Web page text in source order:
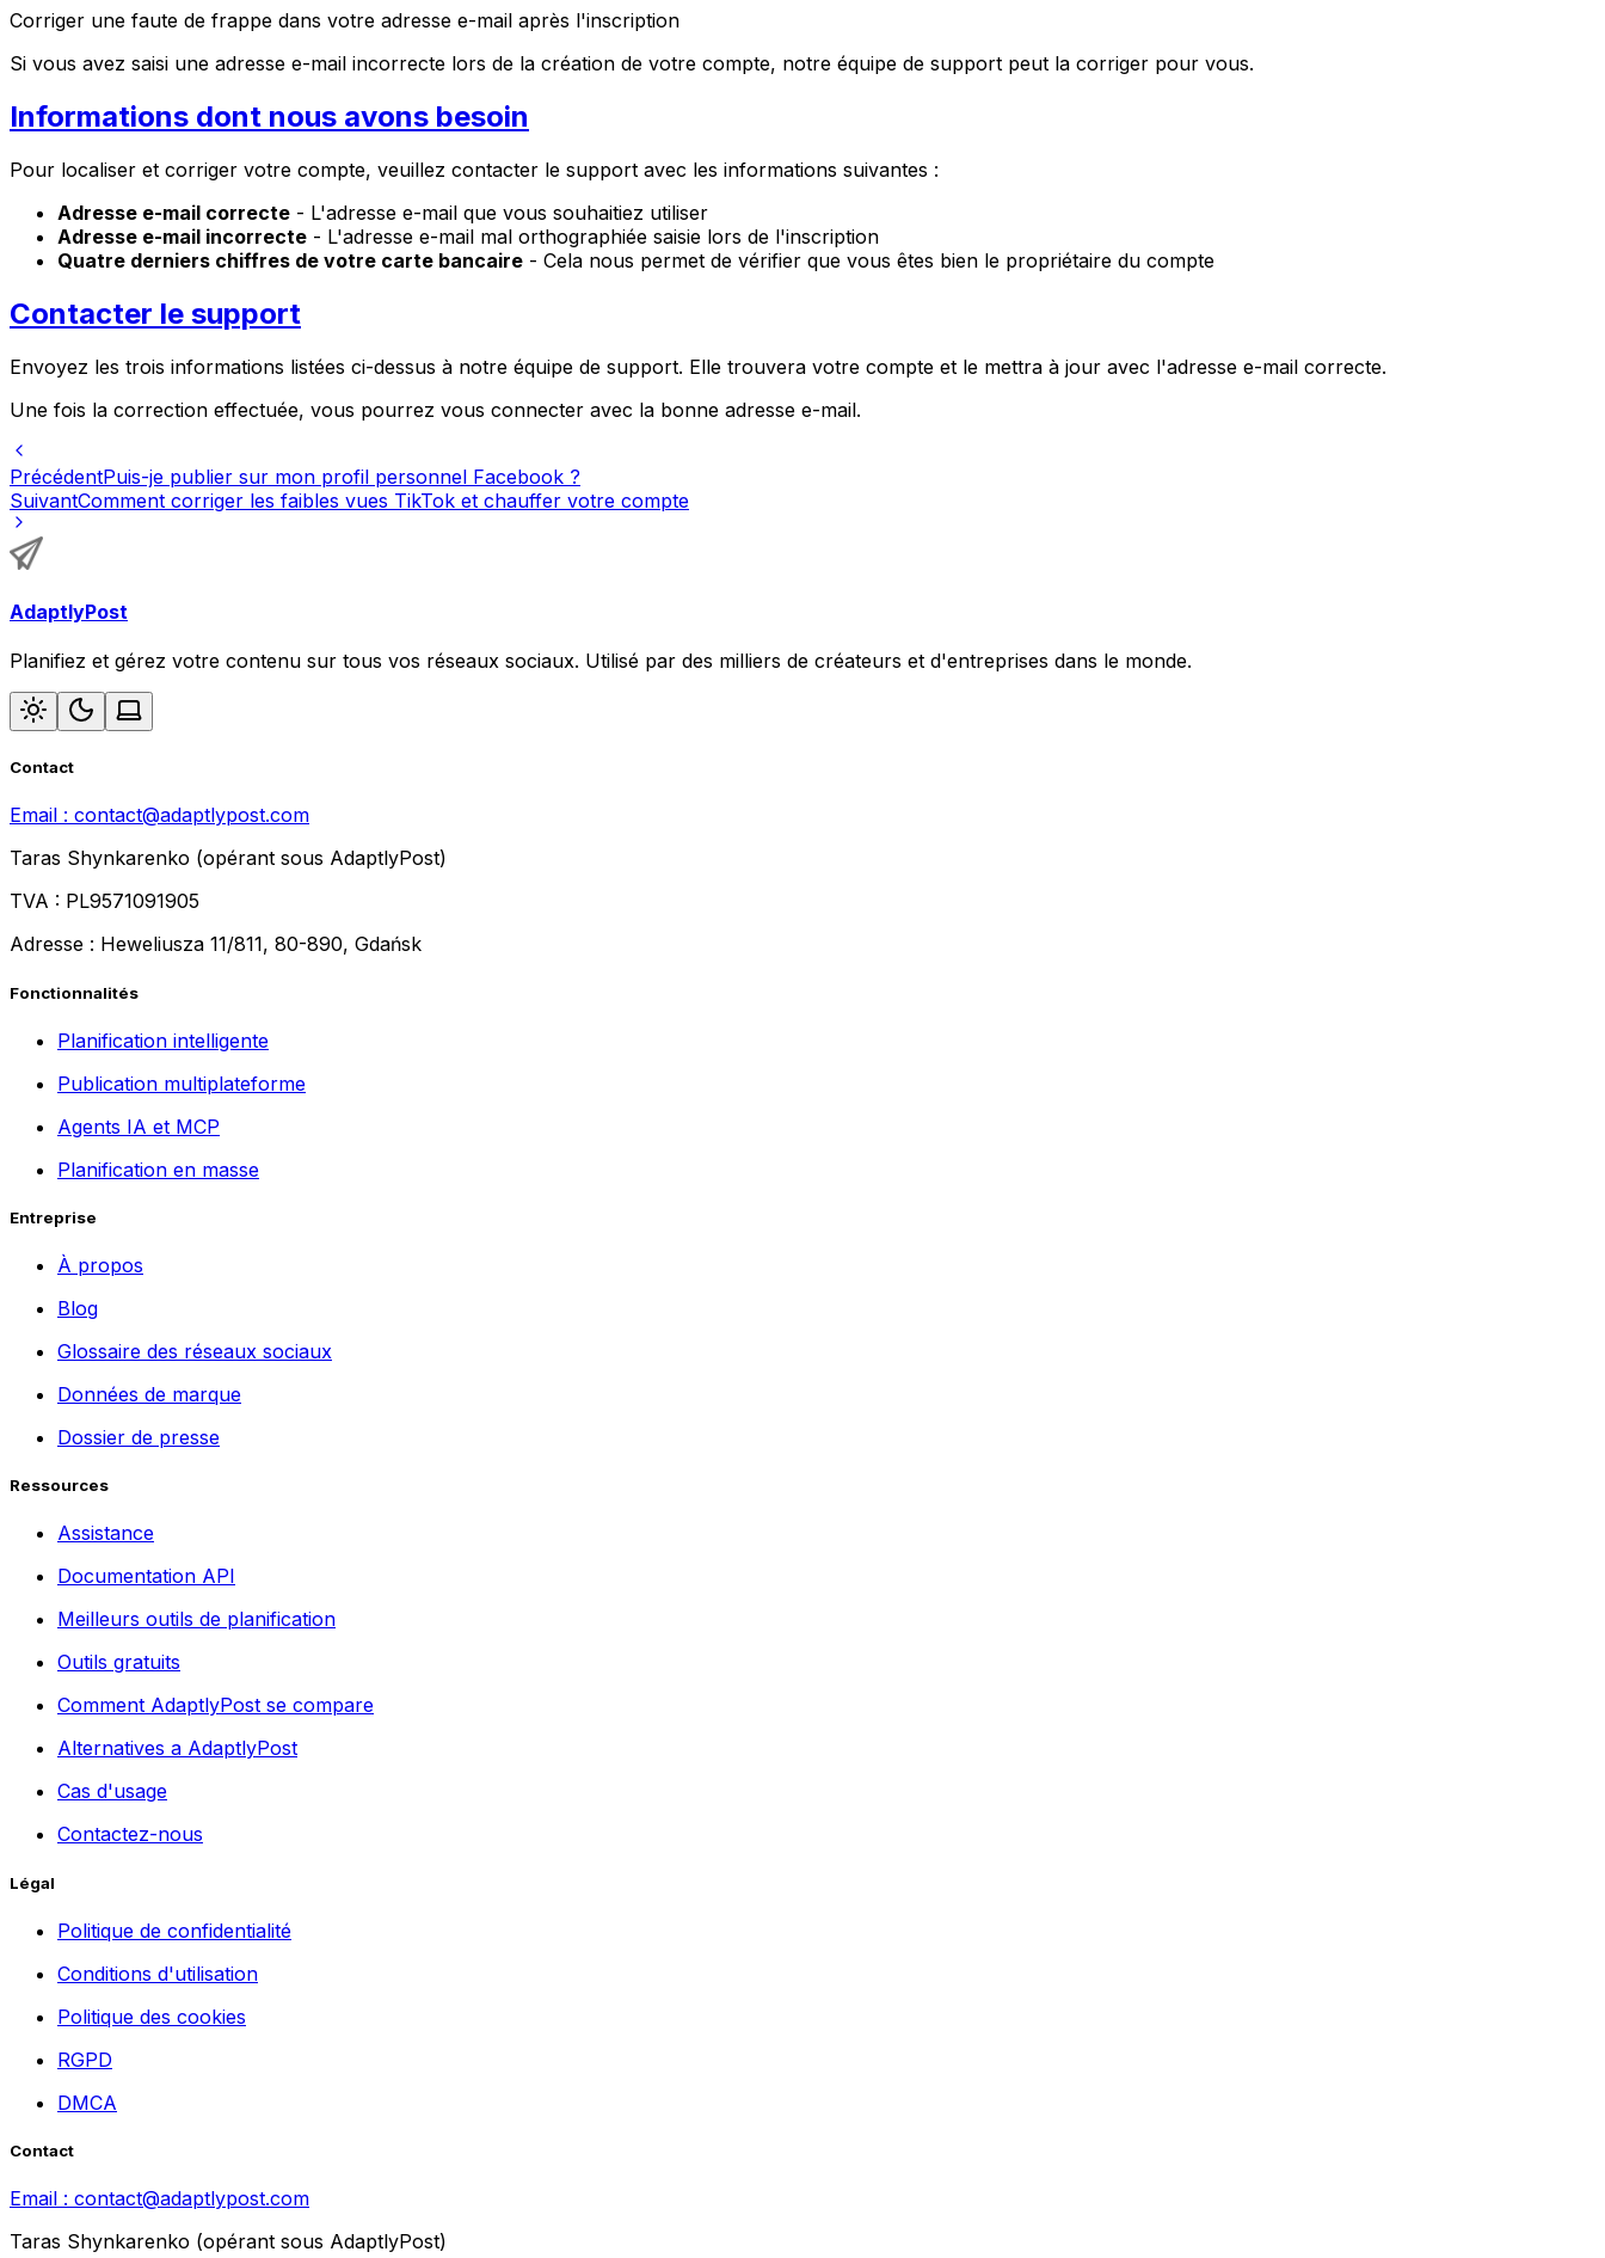
Corriger une faute de frappe dans votre adresse e-mail après l'inscription
Si vous avez saisi une adresse e-mail incorrecte lors de la création de votre compte, notre équipe de support peut la corriger pour vous.
Informations dont nous avons besoin
Pour localiser et corriger votre compte, veuillez contacter le support avec les informations suivantes :
Adresse e-mail correcte - L'adresse e-mail que vous souhaitiez utiliser
Adresse e-mail incorrecte - L'adresse e-mail mal orthographiée saisie lors de l'inscription
Quatre derniers chiffres de votre carte bancaire - Cela nous permet de vérifier que vous êtes bien le propriétaire du compte
Contacter le support
Envoyez les trois informations listées ci-dessus à notre équipe de support. Elle trouvera votre compte et le mettra à jour avec l'adresse e-mail correcte.
Une fois la correction effectuée, vous pourrez vous connecter avec la bonne adresse e-mail.
PrécédentPuis-je publier sur mon profil personnel Facebook ?
SuivantComment corriger les faibles vues TikTok et chauffer votre compte
AdaptlyPost
Planifiez et gérez votre contenu sur tous vos réseaux sociaux. Utilisé par des milliers de créateurs et d'entreprises dans le monde.
Contact
Email : contact@adaptlypost.com
Taras Shynkarenko (opérant sous AdaptlyPost)
TVA : PL9571091905
Adresse : Heweliusza 11/811, 80-890, Gdańsk
Fonctionnalités
Planification intelligente
Publication multiplateforme
Agents IA et MCP
Planification en masse
Entreprise
À propos
Blog
Glossaire des réseaux sociaux
Données de marque
Dossier de presse
Ressources
Assistance
Documentation API
Meilleurs outils de planification
Outils gratuits
Comment AdaptlyPost se compare
Alternatives a AdaptlyPost
Cas d'usage
Contactez-nous
Légal
Politique de confidentialité
Conditions d'utilisation
Politique des cookies
RGPD
DMCA
Contact
Email : contact@adaptlypost.com
Taras Shynkarenko (opérant sous AdaptlyPost)